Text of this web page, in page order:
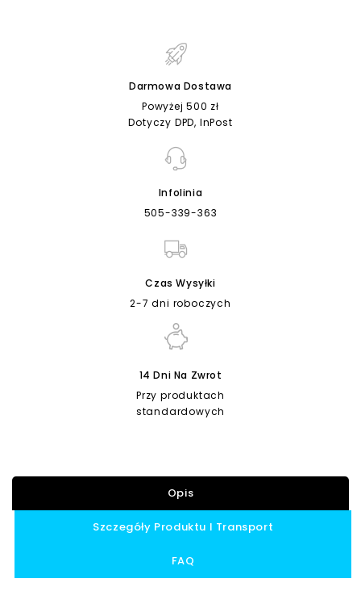
Darmowa Dostawa
Powyżej 500 zł
Dotyczy DPD, InPost
Infolinia
505-339-363
Czas Wysyłki
2-7 dni roboczych
14 Dni Na Zwrot
Przy produktach
standardowych
Opis
Szczegóły Produktu I Transport
FAQ